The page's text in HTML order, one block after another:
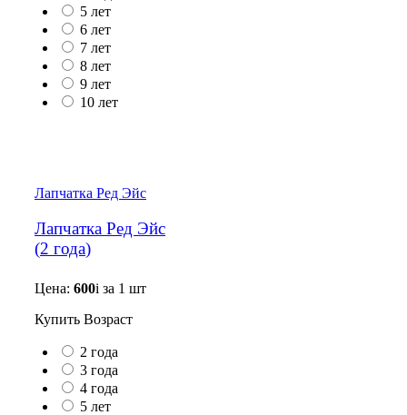
5 лет
6 лет
7 лет
8 лет
9 лет
10 лет
Лапчатка Ред Эйс
Лапчатка Ред Эйс
(2 года)
Цена: 600i за 1 шт
Купить Возраст
2 года
3 года
4 года
5 лет